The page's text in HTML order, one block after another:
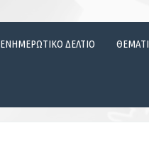
ΕΝΗΜΕΡΩΤΙΚΟ ΔΕΛΤΙΟ